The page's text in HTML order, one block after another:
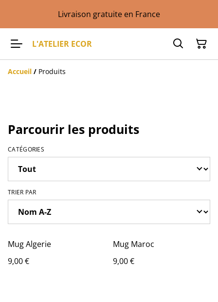
Livraison gratuite en France
L'ATELIER ECOR
Accueil / Produits
Parcourir les produits
CATÉGORIES
TRIER PAR
Mug Algerie
9,00 €
Mug Maroc
9,00 €